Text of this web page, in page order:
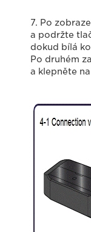
7. Po
a podržte
dokud bílá
Po druhém
a klepněte